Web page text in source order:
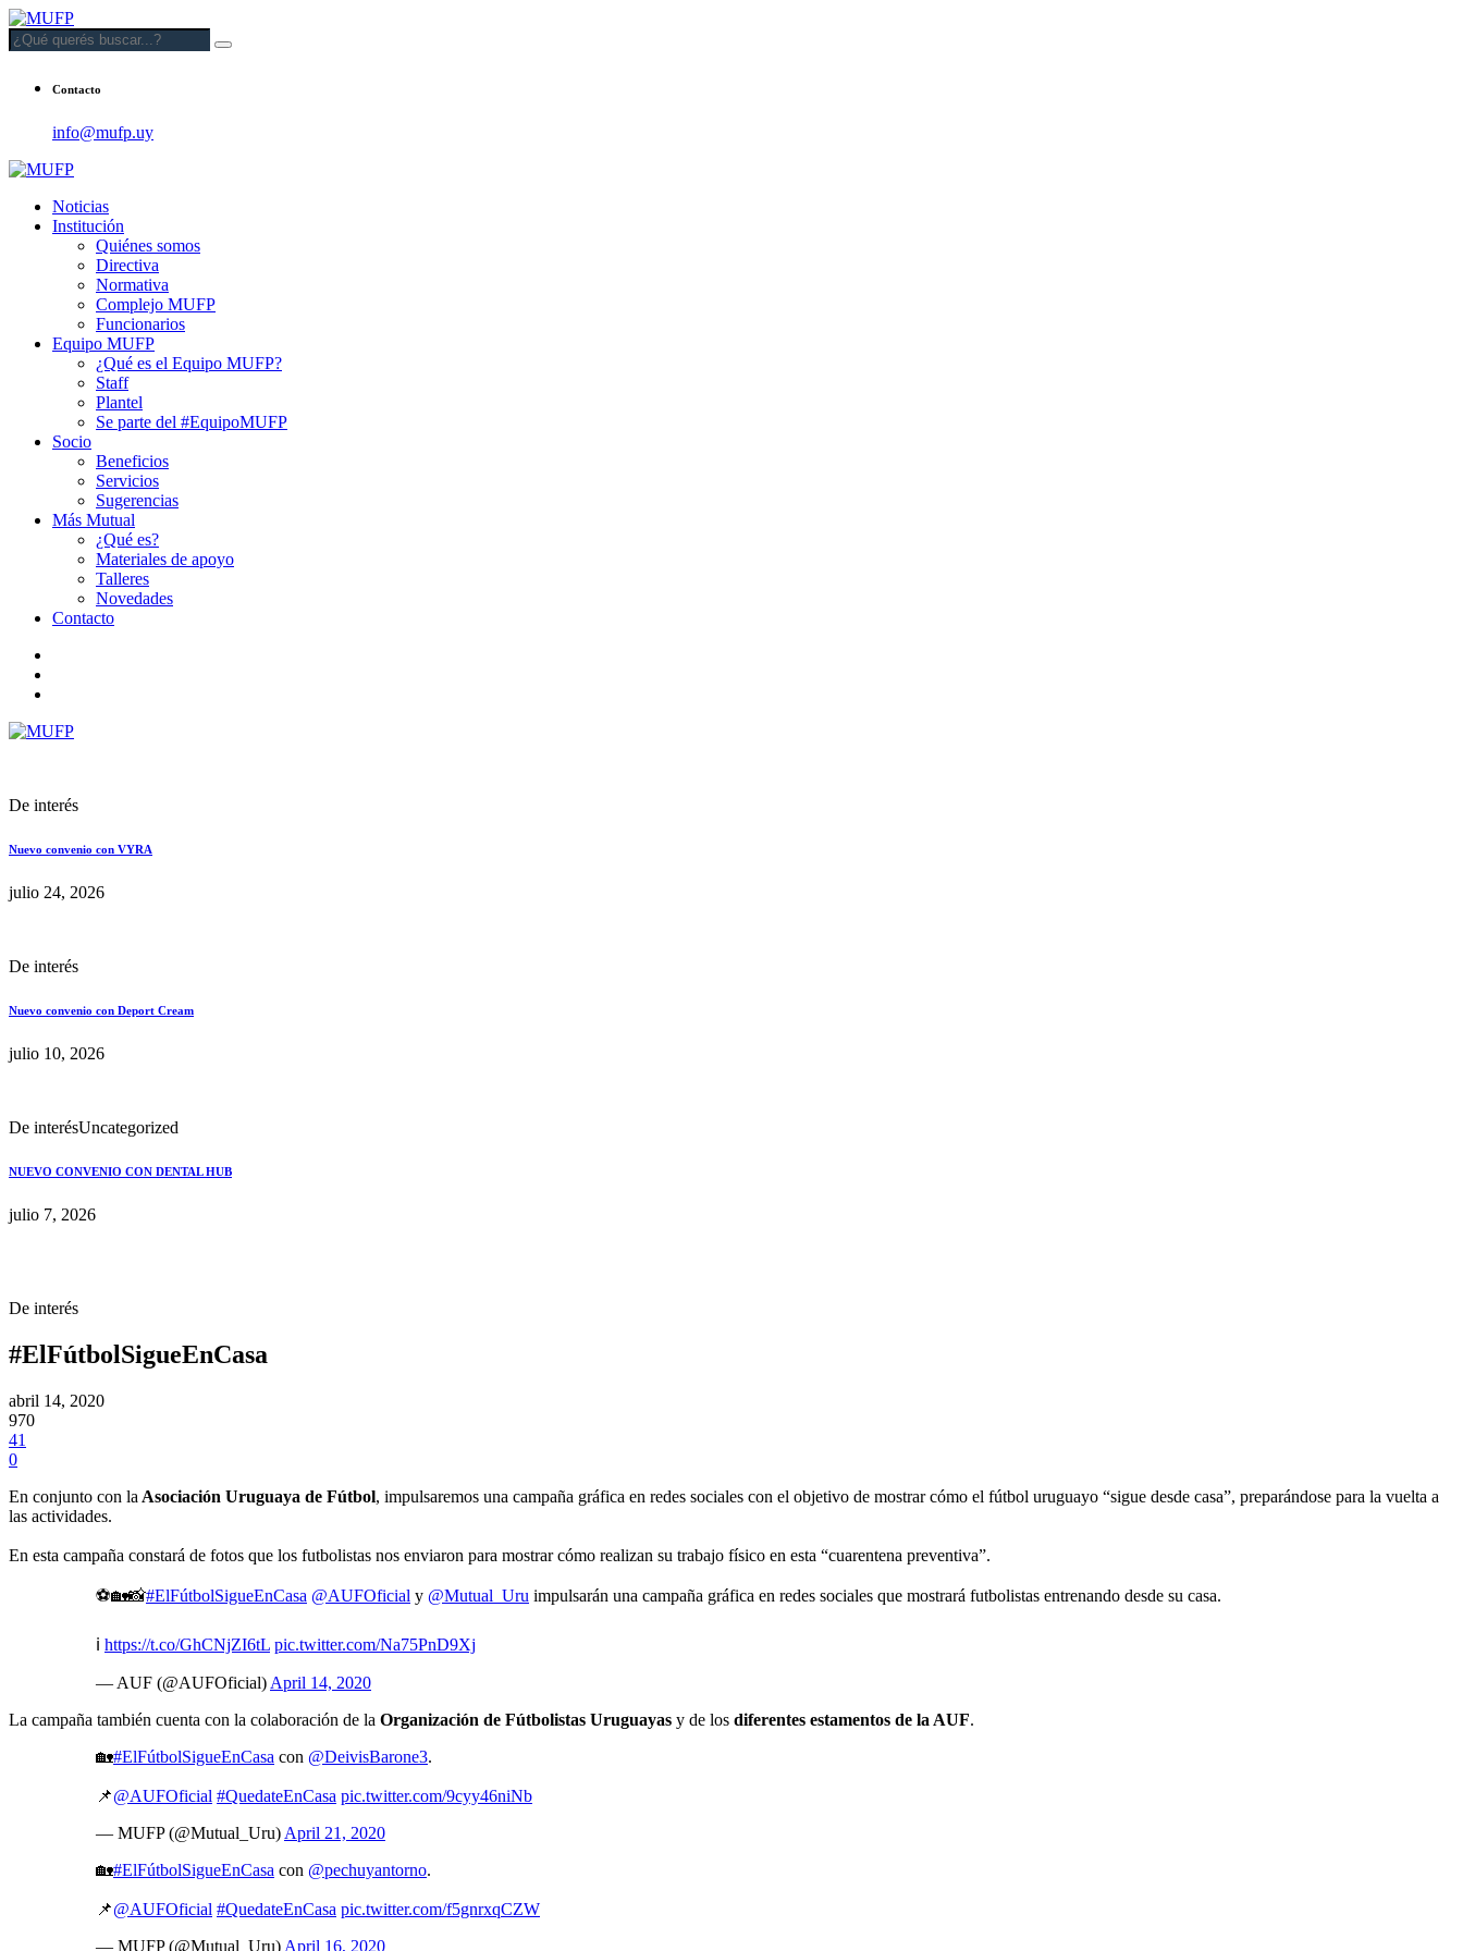
Contacto
info@mufp.uy
Noticias
Institución
Quiénes somos
Directiva
Normativa
Complejo MUFP
Funcionarios
Equipo MUFP
¿Qué es el Equipo MUFP?
Staff
Plantel
Se parte del #EquipoMUFP
Socio
Beneficios
Servicios
Sugerencias
Más Mutual
¿Qué es?
Materiales de apoyo
Talleres
Novedades
Contacto
De interés
Nuevo convenio con VYRA
julio 24, 2026
De interés
Nuevo convenio con Deport Cream
julio 10, 2026
De interésUncategorized
NUEVO CONVENIO CON DENTAL HUB
julio 7, 2026
De interés
#ElFútbolSigueEnCasa
abril 14, 2020
970
41
0
En conjunto con la Asociación Uruguaya de Fútbol, impulsaremos una campaña gráfica en redes sociales con el objetivo de mostrar cómo el fútbol uruguayo “sigue desde casa”, preparándose para la vuelta a
las actividades.
En esta campaña constará de fotos que los futbolistas nos enviaron para mostrar cómo realizan su trabajo físico en esta “cuarentena preventiva”.
⚽️🏡📸#ElFútbolSigueEnCasa @AUFOficial y @Mutual_Uru impulsarán una campaña gráfica en redes sociales que mostrará futbolistas entrenando desde su casa.
ℹ️ https://t.co/GhCNjZI6tL pic.twitter.com/Na75PnD9Xj
— AUF (@AUFOficial) April 14, 2020
La campaña también cuenta con la colaboración de la Organización de Fútbolistas Uruguayas y de los diferentes estamentos de la AUF.
🏡#ElFútbolSigueEnCasa con @DeivisBarone3.
📌@AUFOficial #QuedateEnCasa pic.twitter.com/9cyy46niNb
— MUFP (@Mutual_Uru) April 21, 2020
🏡#ElFútbolSigueEnCasa con @pechuyantorno.
📌@AUFOficial #QuedateEnCasa pic.twitter.com/f5gnrxqCZW
— MUFP (@Mutual_Uru) April 16, 2020